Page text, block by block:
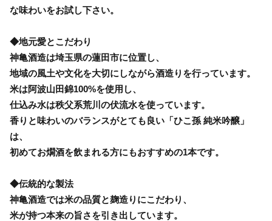
な味わいをお試し下さい。
◆地元愛とこだわり
神亀酒造は埼玉県の蓮田市に位置し、
地域の風土や文化を大切にしながら酒造りを行っています。
米は阿波山田錦100%を使用し、
仕込み水は秩父系荒川の伏流水を使っています。
香りと味わいのバランスがとても良い「ひこ孫 純米吟醸」
は、
初めてお燗酒を飲まれる方にもおすすめの1本です。
◆伝統的な製法
神亀酒造では米の品質と麹造りにこだわり、
米が持つ本来の旨さを引き出しています。